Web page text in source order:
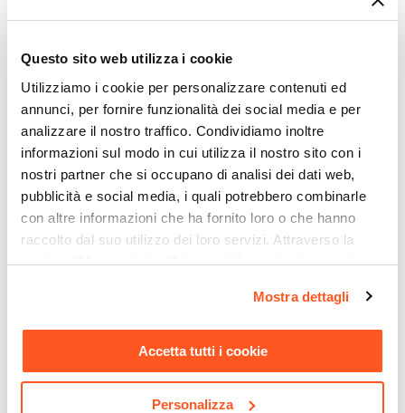
Questo sito web utilizza i cookie
Utilizziamo i cookie per personalizzare contenuti ed
annunci, per fornire funzionalità dei social media e per
analizzare il nostro traffico. Condividiamo inoltre
informazioni sul modo in cui utilizza il nostro sito con i
nostri partner che si occupano di analisi dei dati web,
pubblicità e social media, i quali potrebbero combinarle
con altre informazioni che ha fornito loro o che hanno
raccolto dal suo utilizzo dei loro servizi. Attraverso la
sezione "Mostra dettagli" è possibile gestire le proprie
momento. Per maggiori informazioni si invita a leggere la
nostraCookie Policy.
Mostra dettagli
Accetta tutti i cookie
Personalizza
curato nelle linee e nei materiali è
ambienti più luminosi.
Cura i complementi minori del tuo spazio
quotidiano per un ambiente armonico e raffinato
senza trascurare le pareti.
Riepilogo Caratteristiche
Caratteristiche
Tipologia
Verticale
Ti suggeriamo anche